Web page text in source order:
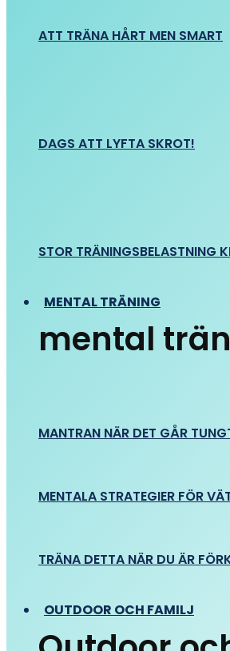
ATT TRÄNA HÅRT MEN SMART
DAGS ATT LYFTA SKROT!
STOR TRÄNINGSBELASTNING
MENTAL TRÄNING
mental
MANTRAN NÄR DET GÅR
MENTALA STRATEGIER FÖR
TRÄNA DETTA NÄR DU ÄR
OUTDOOR OCH FAMILJ